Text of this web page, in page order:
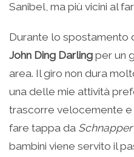
Sanibel, ma più vicini al
Durante lo spostamento
John Ding Darling per un
area. Il giro non dura
una delle mie attività
trascorre velocemente
fare tappa da
bambini viene servito il